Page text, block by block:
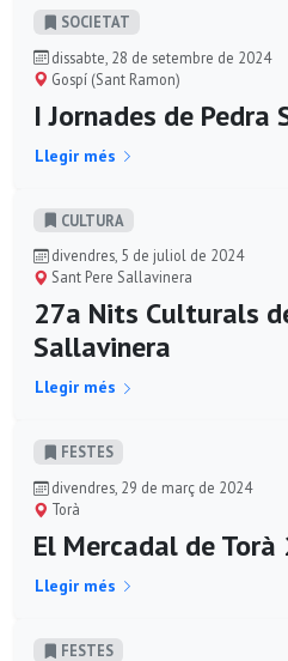
SOCIETAT
dissabte, 28 de setembre de 2024
Gospí (Sant Ramon)
I Jornades de Pedra
Llegir més
CULTURA
divendres, 5 de juliol de 2024
Sant Pere Sallavinera
27a Nits Culturals
Sallavinera
Llegir més
FESTES
divendres, 29 de març de 2024
Torà
El Mercadal de
Llegir més
FESTES